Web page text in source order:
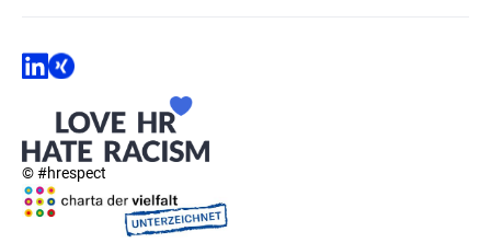
© #hrespect